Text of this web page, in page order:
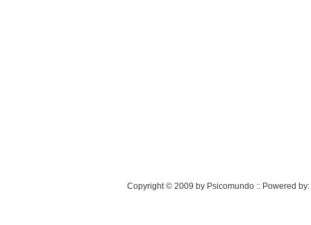
Copyright © 2009 by Psicomundo :: Powered by: